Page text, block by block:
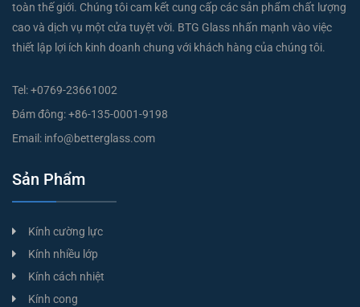
toàn thế giới. Chúng tôi cam kết cung cấp các sản phẩm chất lượng
cao và dịch vụ một cửa tuyệt vời. BTG Glass nhấn mạnh vào việc
thiết lập lợi ích kinh doanh chung với khách hàng của chúng tôi.
Tel:+0769-23661002
Đám đông:+86-135-0001-9198
Email: info@betterglass.com
Sản Phẩm
Kính cường lực
Kính nhiều lớp
Kính cách nhiệt
Kính cong